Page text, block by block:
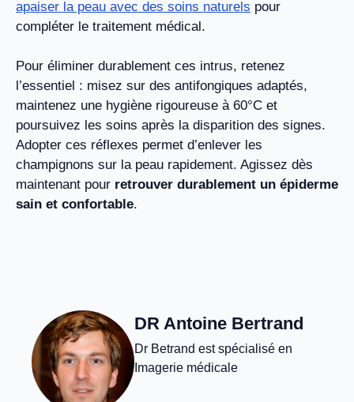
apaiser la peau avec des soins naturels pour
compléter le traitement médical.
Pour éliminer durablement ces intrus, retenez
l’essentiel : misez sur des antifongiques adaptés,
maintenez une hygiène rigoureuse à 60°C et
poursuivez les soins après la disparition des signes.
Adopter ces réflexes permet d’enlever les
champignons sur la peau rapidement. Agissez dès
maintenant pour retrouver durablement un épiderme
sain et confortable.
DR Antoine Bertrand
Dr Betrand est spécialisé en
Imagerie médicale